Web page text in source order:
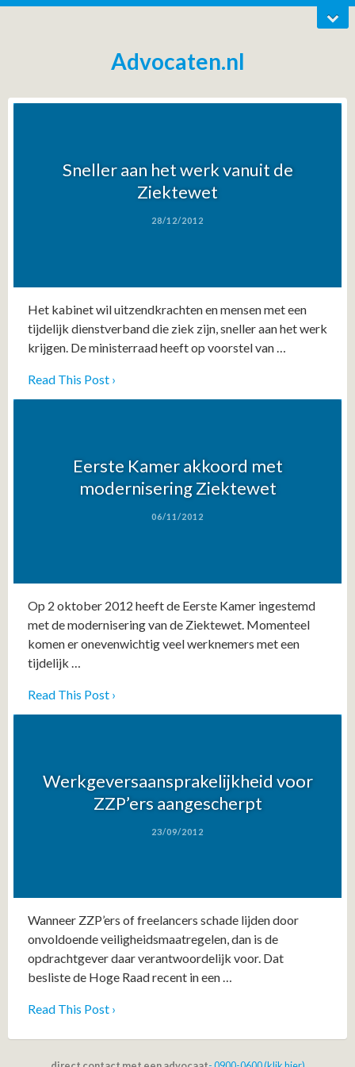
Advocaten.nl
Sneller aan het werk vanuit de
Ziektewet
28/12/2012
Het kabinet wil uitzendkrachten en mensen met een
tijdelijk dienstverband die ziek zijn, sneller aan het werk
krijgen. De ministerraad heeft op voorstel van …
Read This Post ›
Eerste Kamer akkoord met
modernisering Ziektewet
06/11/2012
Op 2 oktober 2012 heeft de Eerste Kamer ingestemd
met de modernisering van de Ziektewet. Momenteel
komen er onevenwichtig veel werknemers met een
tijdelijk …
Read This Post ›
Werkgeversaansprakelijkheid voor
ZZP’ers aangescherpt
23/09/2012
Wanneer ZZP’ers of freelancers schade lijden door
onvoldoende veiligheidsmaatregelen, dan is de
opdrachtgever daar verantwoordelijk voor. Dat
besliste de Hoge Raad recent in een …
Read This Post ›